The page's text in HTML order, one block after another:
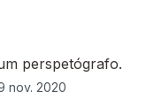
perspetógrafo.
nov. 2020